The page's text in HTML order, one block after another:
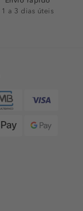
1 a 3 dias úteis